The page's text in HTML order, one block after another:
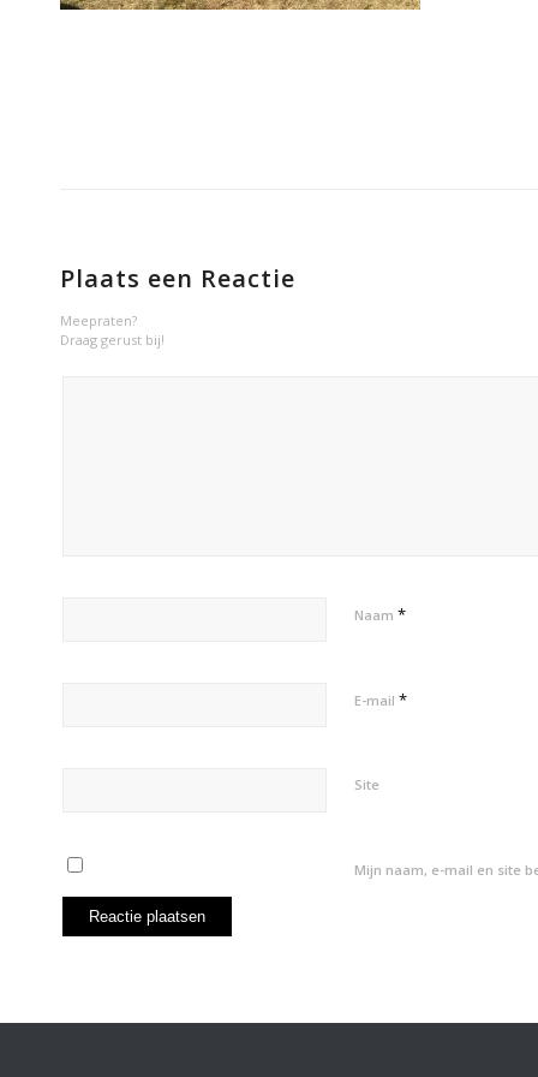
Plaats een Reactie
Meepraten?
Draag gerust bij!
Naam *
E-mail *
Site
Mijn naam, e-mail en site